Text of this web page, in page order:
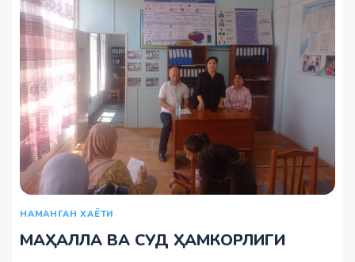
НАМАНГАН ХАЁТИ
МАҲАЛЛА ВА СУД ҲАМКОРЛИГИ